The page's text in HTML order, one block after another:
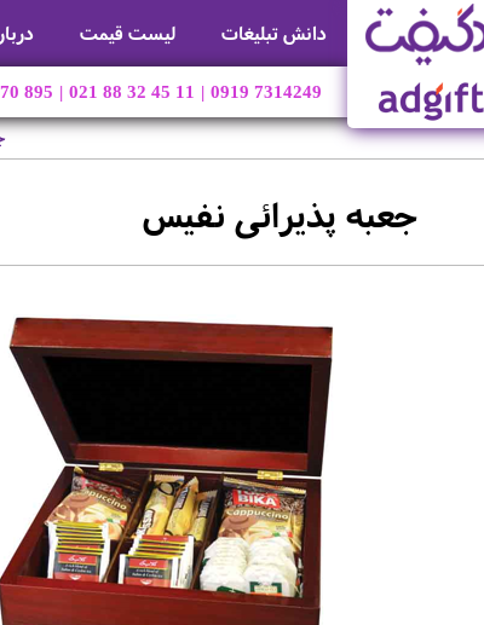
دانش تبلیغات لیست قیمت
895 | 021 88 32 45 11 | 0919 7314249
جعبه پذیرائی نفیس